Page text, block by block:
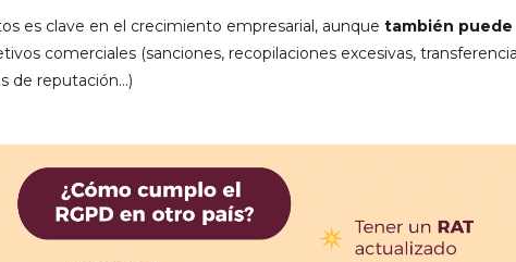
es clave en el crecimiento empresarial, aunquetambién
comerciales (sanciones, recopilaciones excesivas,
de reputación…)